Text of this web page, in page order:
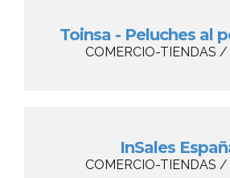
Toinsa - Peluches al
COMERCIO-TIENDAS
InSales
COMERCIO-TIENDAS